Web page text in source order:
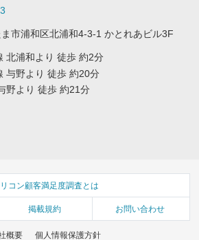
市浦和区北浦和4-3-1 かとれあビル3F
北浦和より 徒歩 約2分
与野より 徒歩 約20分
野より 徒歩 約21分
コン顧客満足度調査とは
掲載規約 お問い合わせ
概要 個人情報保護方針